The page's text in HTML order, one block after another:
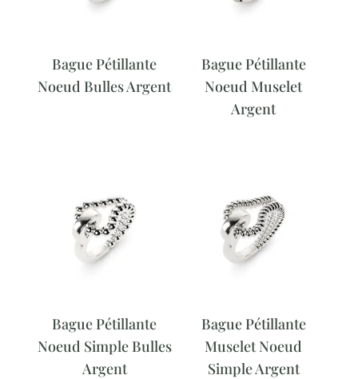
Bague Pétillante
Noeud Bulles Argent
Bague Pétillante
Noeud Muselet
Argent
Bague Pétillante
Noeud Simple Bulles
Argent
Bague Pétillante
Muselet Noeud
Simple Argent